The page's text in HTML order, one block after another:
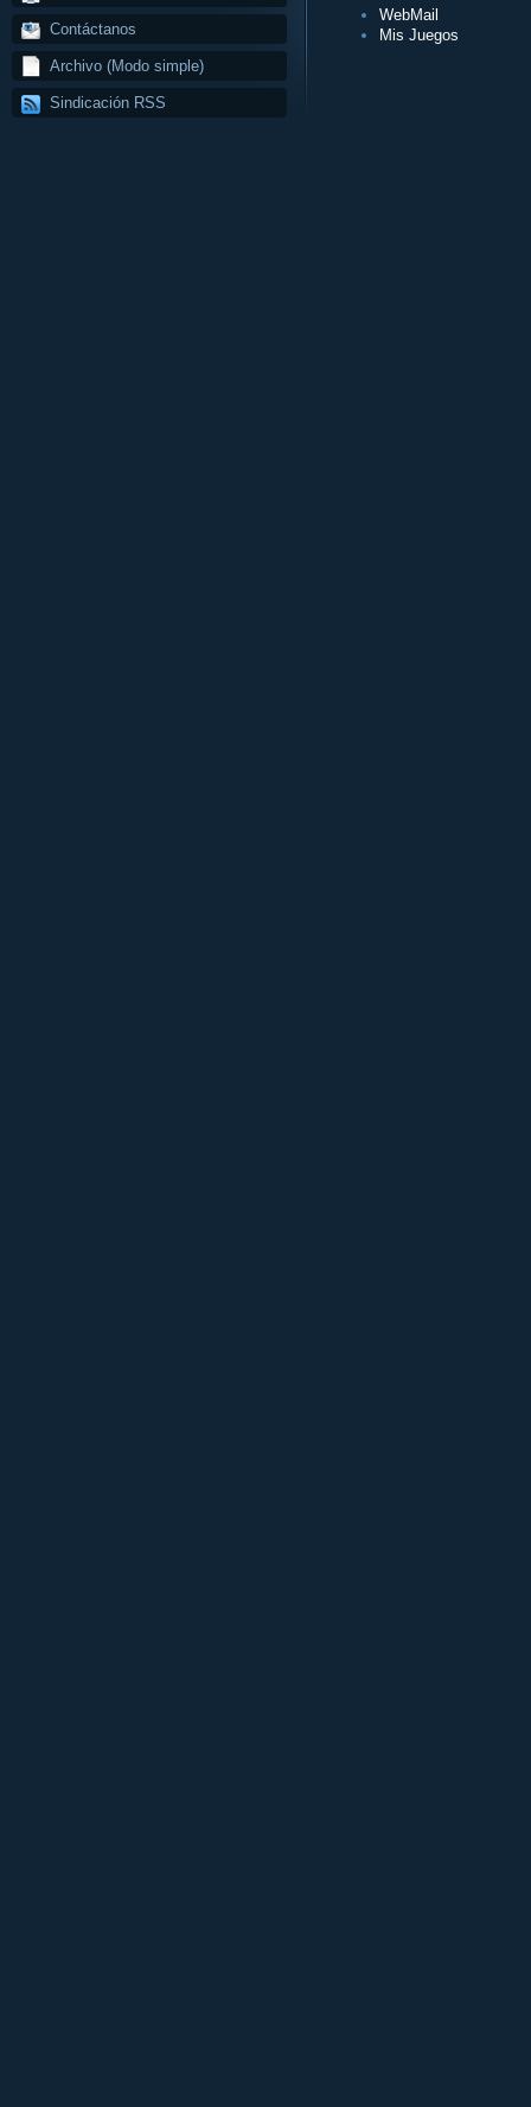
Contáctanos
Archivo (Modo simple)
Sindicación RSS
WebMail
Mis Juegos